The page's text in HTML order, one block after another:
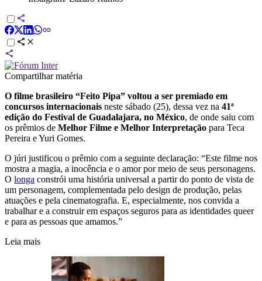
Compartilhar matéria
O filme brasileiro “Feito Pipa” voltou a ser premiado em
concursos internacionais neste sábado (25), dessa vez na 41ª
edição do Festival de Guadalajara, no México, de onde saiu com
os prêmios de Melhor Filme e Melhor Interpretação para Teca
Pereira e Yuri Gomes.
O júri justificou o prêmio com a seguinte declaração: “Este filme nos
mostra a magia, a inocência e o amor por meio de seus personagens.
O longa constrói uma história universal a partir do ponto de vista de
um personagem, complementada pelo design de produção, pelas
atuações e pela cinematografia. E, especialmente, nos convida a
trabalhar e a construir em espaços seguros para as identidades queer
e para as pessoas que amamos.”
Leia mais